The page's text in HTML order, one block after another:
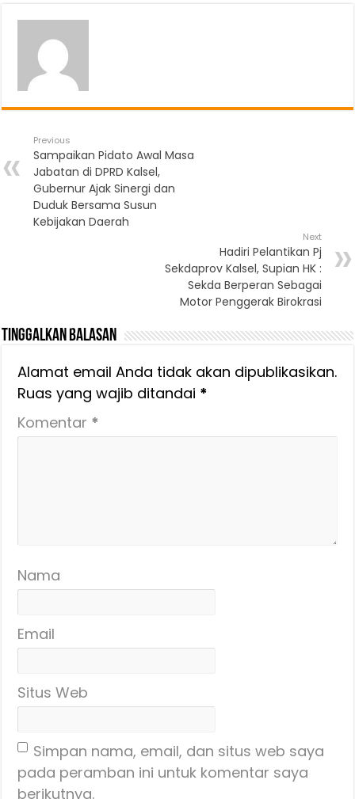
Previous
Sampaikan Pidato Awal Masa
Jabatan di DPRD Kalsel,
Gubernur Ajak Sinergi dan
Duduk Bersama Susun
Kebijakan Daerah
Next
Hadiri Pelantikan Pj
Sekdaprov Kalsel, Supian HK :
Sekda Berperan Sebagai
Motor Penggerak Birokrasi
Tinggalkan Balasan
Alamat email Anda tidak akan dipublikasikan.
Ruas yang wajib ditandai *
Komentar *
Nama
Email
Situs Web
Simpan nama, email, dan situs web saya
pada peramban ini untuk komentar saya
berikutnya.